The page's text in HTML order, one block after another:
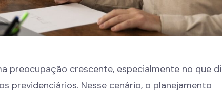
preocupação crescente, especialmente no que
previdenciários. Nesse cenário, o planejamento